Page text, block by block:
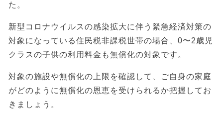
た。
新型コロナウイルスの感染拡大に伴う緊急経済対策の
対象になっている住民税非課税世帯の場合、0〜2歳児
クラスの子供の利用料金も無償化の対象です。
対象の施設や無償化の上限を確認して、ご自身の家庭
がどのように無償化の恩恵を受けられるか把握してお
きましょう。